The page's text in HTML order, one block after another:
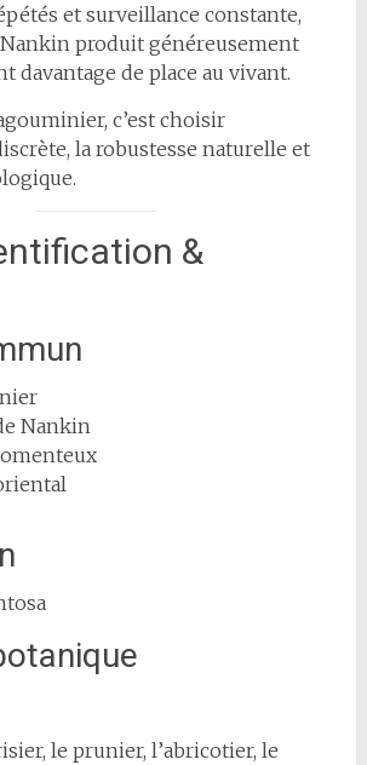
et surveillance constante,
produit généreusement
davantage de place au vivant.
c’est choisir
la robustesse naturelle et
&
Nankin
le prunier, l’abricotier, le